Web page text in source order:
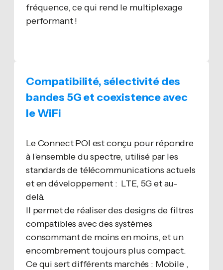
fréquence, ce qui rend le multiplexage
performant !
Compatibilité, sélectivité des
bandes 5G et coexistence avec
le WiFi
Le Connect POI est conçu pour répondre
à l’ensemble du spectre, utilisé par les
standards de télécommunications actuels
et en développement : LTE, 5G et au-
delà.
Il permet de réaliser des designs de filtres
compatibles avec des systèmes
consommant de moins en moins, et un
encombrement toujours plus compact.
Ce qui sert différents marchés : Mobile ,